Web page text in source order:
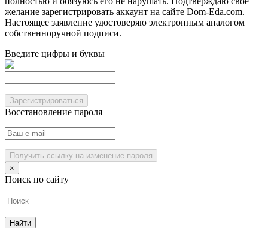
желание зарегистрировать аккаунт на сайте Dom-Eda.com.
Настоящее заявление удостоверяю электронным аналогом
собственноручной подписи.
Введите цифры и буквы
Зарегистрироваться
Восстановление пароля
Получить ссылку на изменение пароля
×
Поиск по сайту